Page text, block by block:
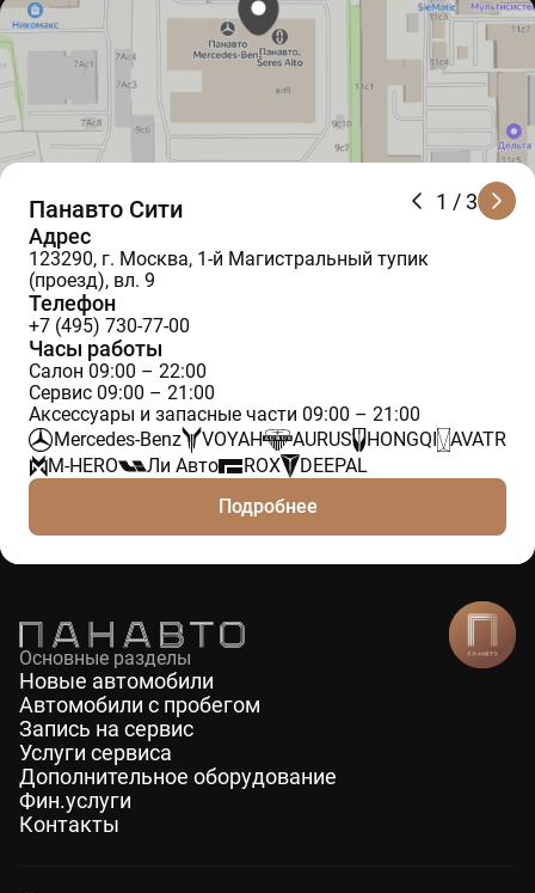
1 / 3
Панавто Сити
Адрес
123290, г. Москва, 1-й Магистральный тупик
(проезд), вл. 9
Телефон
+7 (495) 730-77-00
Часы работы
Салон 09:00 – 22:00
Сервис 09:00 – 21:00
Аксессуары и запасные части 09:00 – 21:00
Mercedes-Benz
VOYAH AURUS HONGQI
AVATR
M-HERO
Ли Авто ROX
DEEPAL
Подробнее
Основные разделы
Новые автомобили
Автомобили с пробегом
Запись на сервис
Услуги сервиса
Дополнительное оборудование
Фин.услуги
Контакты